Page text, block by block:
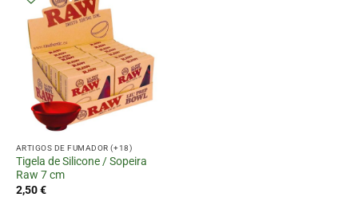
ARTIGOS DE FUMADOR (+18)
Tigela de Silicone / Sopeira
Raw 7 cm
2,50€